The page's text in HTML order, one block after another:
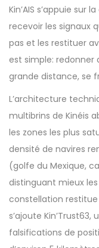
Kin’AIS s’appuie sur
recevoir les signaux
pas et les restituer
est simple: redonner
grande distance, se
L’architecture
multibrins de Kinéis
les zones les plus
densité de navires
(golfe du Mexique,
distinguant mieux
constellation
s’ajoute
falsifications de